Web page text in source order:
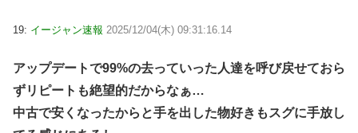
19: イージャン速報 2025/12/04(木) 09:31:16.14
アップデートで99%の去っていった人達を呼び戻せておら
ずリピートも絶望的だからなぁ…
中古で安くなったからと手を出した物好きもスグに手放し